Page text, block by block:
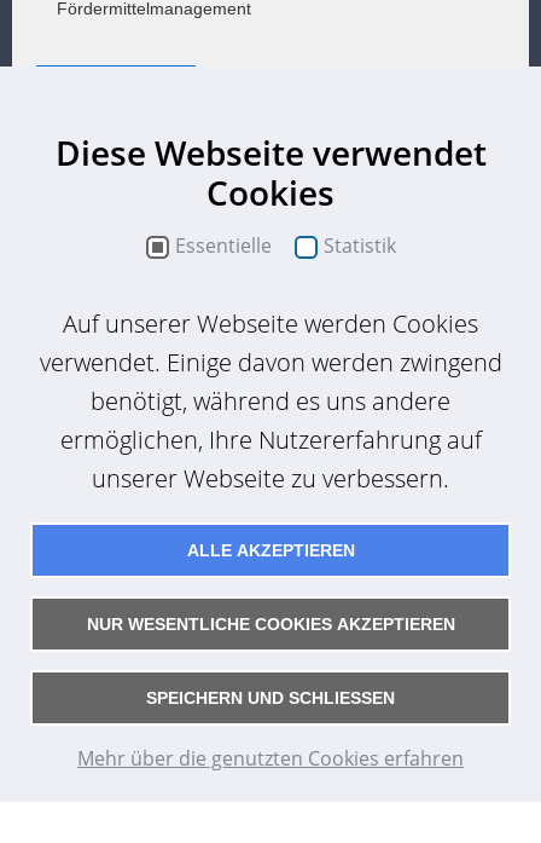
Förder­mittel­management
Energietechnische und -
wirtschaftliche Ausarbeitung
Themen:
- KWK
- (Gebäude)Energieeffizienz
- Marktstudien etc.
Leistungen:
Diese Webseite verwendet
Cookies
Essentielle Statistik
Auf unserer Webseite werden Cookies
verwendet. Einige davon werden zwingend
benötigt, während es uns andere
ermöglichen, Ihre Nutzererfahrung auf
unserer Webseite zu verbessern.
ALLE AKZEPTIEREN
NUR WESENTLICHE COOKIES AKZEPTIEREN
SPEICHERN UND SCHLIESSEN
Mehr über die genutzten Cookies erfahren